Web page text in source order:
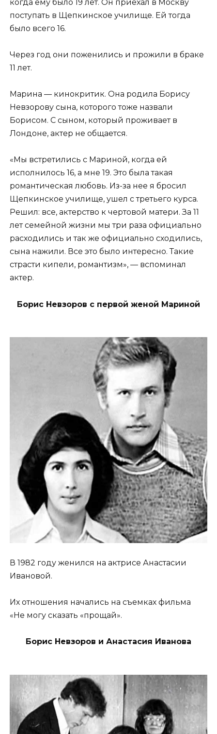
когда ему было 19 лет. Он приехал в Москву
поступать в Щепкинское училище. Ей тогда
было всего 16.
Через год они поженились и прожили в браке
11 лет.
Марина — кинокритик. Она родила Борису
Невзорову сына, которого тоже назвали
Борисом. С сыном, который проживает в
Лондоне, актер не общается.
«Мы встретились с Мариной, когда ей
исполнилось 16, а мне 19. Это была такая
романтическая любовь. Из-за нее я бросил
Щепкинское училище, ушел с третьего курса.
Решил: все, актерство к чертовой матери. За 11
лет семейной жизни мы три раза официально
расходились и так же официально сходились,
сына нажили. Все это было интересно. Такие
страсти кипели, романтизм», — вспоминал
актер.
Борис Невзоров с первой женой Мариной
В 1982 году женился на актрисе Анастасии
Ивановой.
Их отношения начались на съемках фильма
«Не могу сказать «прощай».
Борис Невзоров и Анастасия Иванова